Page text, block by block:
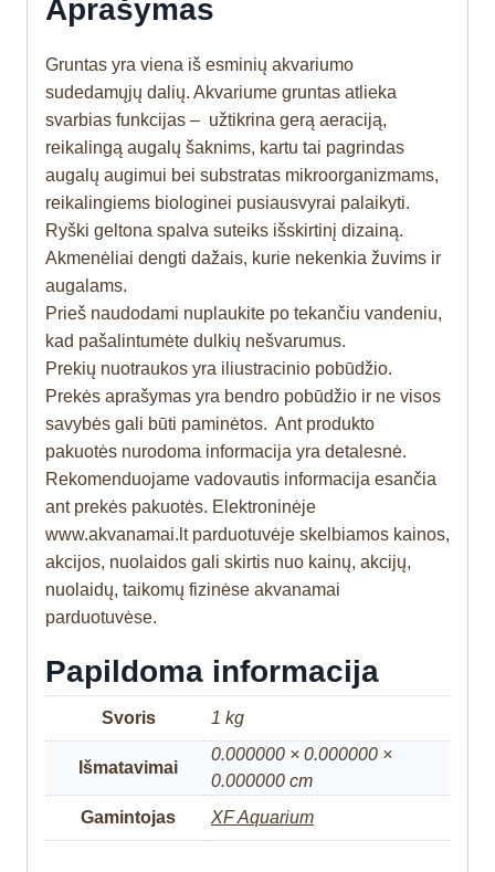
Aprašymas
Gruntas yra viena iš esminių akvariumo
sudedamųjų dalių. Akvariume gruntas atlieka
svarbias funkcijas – užtikrina gerą aeraciją,
reikalingą augalų šaknims, kartu tai pagrindas
augalų augimui bei substratas mikroorganizmams,
reikalingiems biologinei pusiausvyrai palaikyti.
Ryški geltona spalva suteiks išskirtinį dizainą.
Akmenėliai dengti dažais, kurie nekenkia žuvims ir
augalams.
Prieš naudodami nuplaukite po tekančiu vandeniu,
kad pašalintumėte dulkių nešvarumus.
Prekių nuotraukos yra iliustracinio pobūdžio.
Prekės aprašymas yra bendro pobūdžio ir ne visos
savybės gali būti paminėtos. Ant produkto
pakuotės nurodoma informacija yra detalesnė.
Rekomenduojame vadovautis informacija esančia
ant prekės pakuotės. Elektroninėje
www.akvanamai.lt parduotuvėje skelbiamos kainos,
akcijos, nuolaidos gali skirtis nuo kainų, akcijų,
nuolaidų, taikomų fizinėse akvanamai
parduotuvėse.
Papildoma informacija
Svoris 1 kg
Išmatavimai
0.000000 × 0.000000 ×
0.000000 cm
Gamintojas
XF Aquarium